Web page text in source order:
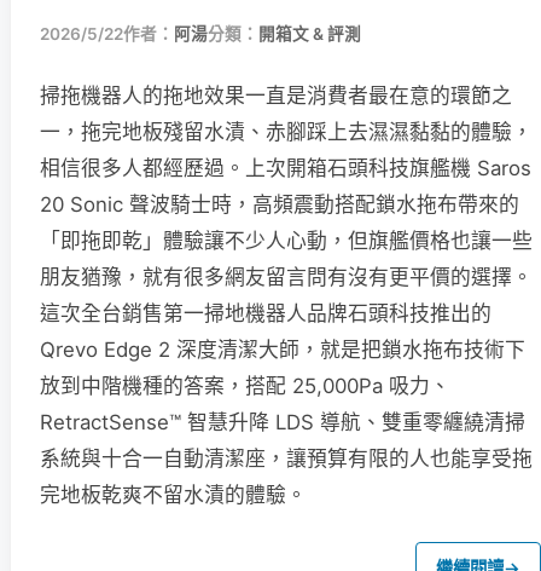
2026/5/22作者： 阿湯分類： 開箱文 & 評測
掃拖機器人的拖地效果一直是消費者最在意的環節之
一，拖完地板殘留水漬、赤腳踩上去濕濕黏黏的體驗，
相信很多人都經歷過。上次開箱石頭科技旗艦機 Saros
20 Sonic 聲波騎士時，高頻震動搭配鎖水拖布帶來的
「即拖即乾」體驗讓不少人心動，但旗艦價格也讓一些
朋友猶豫，就有很多網友留言問有沒有更平價的選擇。
這次全台銷售第一掃地機器人品牌石頭科技推出的
Qrevo Edge 2 深度清潔大師，就是把鎖水拖布技術下
放到中階機種的答案，搭配 25,000Pa 吸力、
RetractSense™ 智慧升降 LDS 導航、雙重零纏繞清掃
系統與十合一自動清潔座，讓預算有限的人也能享受拖
完地板乾爽不留水漬的體驗。